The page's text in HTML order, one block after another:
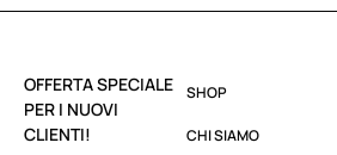
OFFERTA SPECIALE
PER I NUOVI
CLIENTI!
SHOP
CHI SIAMO